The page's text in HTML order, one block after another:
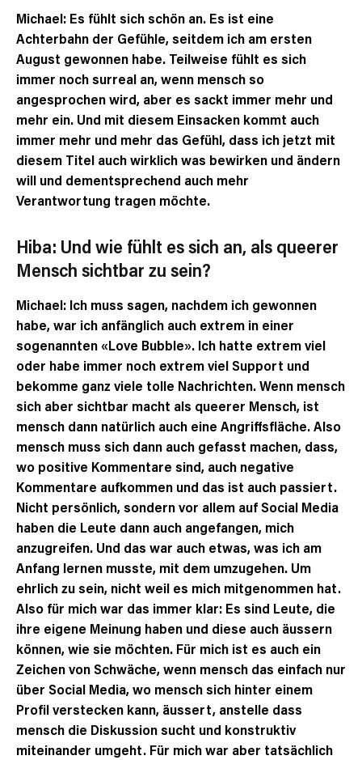
Michael: Es fühlt sich schön an. Es ist eine
Achterbahn der Gefühle, seitdem ich am ersten
August gewonnen habe. Teilweise fühlt es sich
immer noch surreal an, wenn mensch so
angesprochen wird, aber es sackt immer mehr und
mehr ein. Und mit diesem Einsacken kommt auch
immer mehr und mehr das Gefühl, dass ich jetzt mit
diesem Titel auch wirklich was bewirken und ändern
will und dementsprechend auch mehr
Verantwortung tragen möchte.
Hiba: Und wie fühlt es sich an, als queerer
Mensch sichtbar zu sein?
Michael: Ich muss sagen, nachdem ich gewonnen
habe, war ich anfänglich auch extrem in einer
sogenannten «Love Bubble». Ich hatte extrem viel
oder habe immer noch extrem viel Support und
bekomme ganz viele tolle Nachrichten. Wenn mensch
sich aber sichtbar macht als queerer Mensch, ist
mensch dann natürlich auch eine Angriffsfläche. Also
mensch muss sich dann auch gefasst machen, dass,
wo positive Kommentare sind, auch negative
Kommentare aufkommen und das ist auch passiert.
Nicht persönlich, sondern vor allem auf Social Media
haben die Leute dann auch angefangen, mich
anzugreifen. Und das war auch etwas, was ich am
Anfang lernen musste, mit dem umzugehen. Um
ehrlich zu sein, nicht weil es mich mitgenommen hat.
Also für mich war das immer klar: Es sind Leute, die
ihre eigene Meinung haben und diese auch äussern
können, wie sie möchten. Für mich ist es auch ein
Zeichen von Schwäche, wenn mensch das einfach nur
über Social Media, wo mensch sich hinter einem
Profil verstecken kann, äussert, anstelle dass
mensch die Diskussion sucht und konstruktiv
miteinander umgeht. Für mich war aber tatsächlich